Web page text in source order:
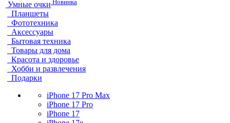
Умные очки Новинка
Планшеты
Фототехника
Аксессуары
Бытовая техника
Товары для дома
Красота и здоровье
Хобби и развлечения
Подарки
iPhone 17 Pro Max
iPhone 17 Pro
iPhone 17